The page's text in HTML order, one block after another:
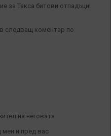
за Такса битови отпадъци!
следващ коментар по
на неговата
мен и пред вас